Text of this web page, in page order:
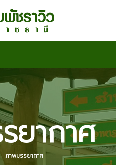
ยากาศ
ภาพบรรยากาศ